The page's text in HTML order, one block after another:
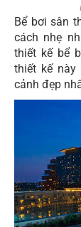
Bể bơi sân
cách nhẹ
thiết kế bể
thiết kế này
cảnh đẹp